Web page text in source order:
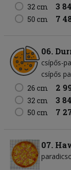
32 cm 3
50 cm 7
06.
csípős-
csípős
26 cm
2
32 cm 3
50 cm 7
07.